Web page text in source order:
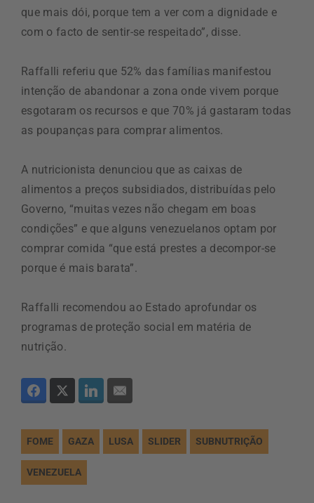
que mais dói, porque tem a ver com a dignidade e
com o facto de sentir-se respeitado”, disse.
Raffalli referiu que 52% das famílias manifestou
intenção de abandonar a zona onde vivem porque
esgotaram os recursos e que 70% já gastaram todas
as poupanças para comprar alimentos.
A nutricionista denunciou que as caixas de
alimentos a preços subsidiados, distribuídas pelo
Governo, “muitas vezes não chegam em boas
condições” e que alguns venezuelanos optam por
comprar comida “que está prestes a decompor-se
porque é mais barata”.
Raffalli recomendou ao Estado aprofundar os
programas de proteção social em matéria de
nutrição.
FOME GAZA LUSA SLIDER SUBNUTRIÇÃO
VENEZUELA